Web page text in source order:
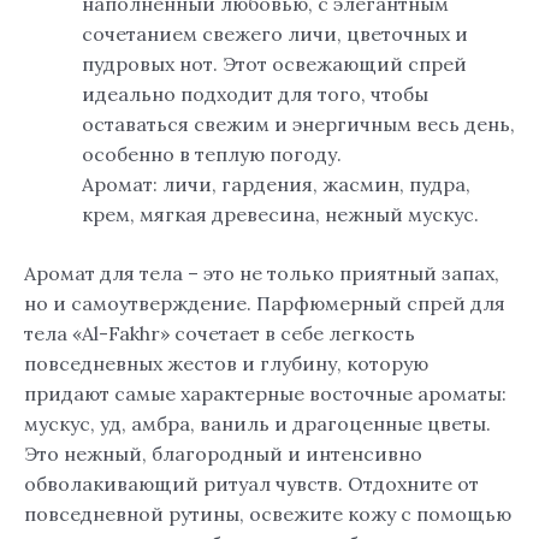
сочетанием свежего личи, цветочных и
пудровых нот. Этот освежающий спрей
идеально подходит для того, чтобы
оставаться свежим и энергичным весь день,
особенно в теплую погоду.
Аромат: личи, гардения, жасмин, пудра,
крем, мягкая древесина, нежный мускус.
Аромат для тела – это не только приятный запах,
но и самоутверждение. Парфюмерный спрей для
тела «Al-Fakhr» сочетает в себе легкость
повседневных жестов и глубину, которую
придают самые характерные восточные ароматы:
мускус, уд, амбра, ваниль и драгоценные цветы.
Это нежный, благородный и интенсивно
обволакивающий ритуал чувств. Отдохните от
повседневной рутины, освежите кожу с помощью